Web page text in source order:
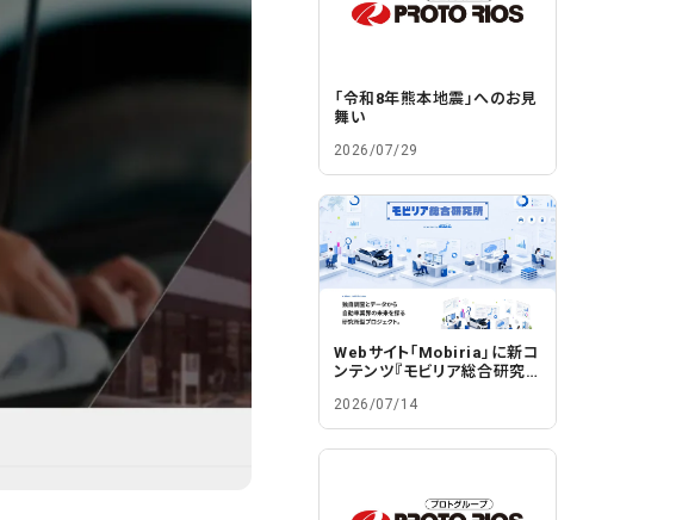
「令和8年熊本地震」へのお見
舞い
2026/07/29
Webサイト「Mobiria」に新コ
ンテンツ『モビリア総合研究
2026/07/14